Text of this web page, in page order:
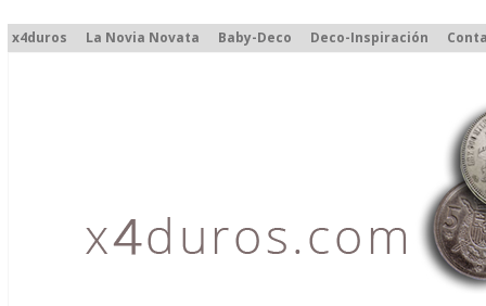
x4duros La Novia Novata Baby-Deco Deco-Inspiración